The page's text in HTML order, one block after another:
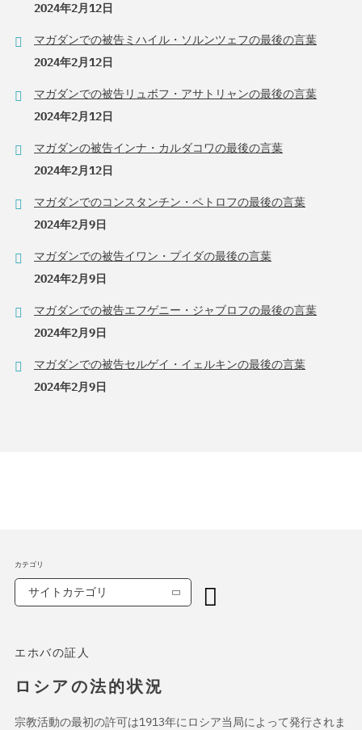
2024年2月12日
マガダンでの被告ミハイル・ソルンツェフの最後の言葉
2024年2月12日
マガダンでの被告リュボフ・アサトリャンの最後の言葉
2024年2月12日
マガダンの被告インナ・カルダコワの最後の言葉
2024年2月12日
マガダンでのコンスタンチン・ペトロフの最後の言葉
2024年2月9日
マガダンでの被告イワン・プイダの最後の言葉
2024年2月9日
マガダンでの被告エフゲニー・ジャブロフの最後の言葉
2024年2月9日
マガダンでの被告セルゲイ・イェルキンの最後の言葉
2024年2月9日
エホバの証人
ロシアの法的状況
宗教活動の最初の許可は1913年にロシア当局によって発行されま
カテゴリ
サイトカテゴリ